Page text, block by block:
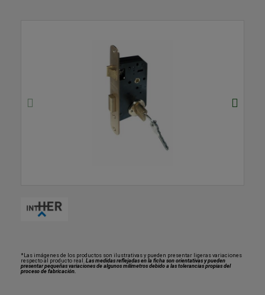
*Las imágenes de los productos son ilustrativas y pueden presentar ligeras variaciones
respecto al producto real. Las medidas reflejadas en la ficha son orientativas y pueden
presentar pequeñas variaciones de algunos milímetros debido a las tolerancias propias del
proceso de fabricación.